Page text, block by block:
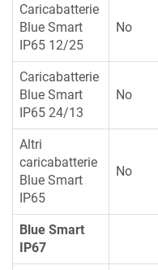
Caricabatterie
Blue Smart
IP65 12/25
No
Caricabatterie
Blue Smart
IP65 24/13
No
Altri
caricabatterie
Blue Smart
IP65
No
Blue Smart
IP67